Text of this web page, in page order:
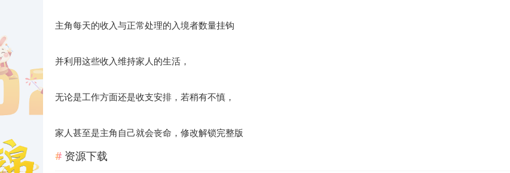
主角每天的收入与正常处理的入境者数量挂钩
并利用这些收入维持家人的生活，
无论是工作方面还是收支安排，若稍有不慎，
家人甚至是主角自己就会丧命，修改解锁完整版
资源下载